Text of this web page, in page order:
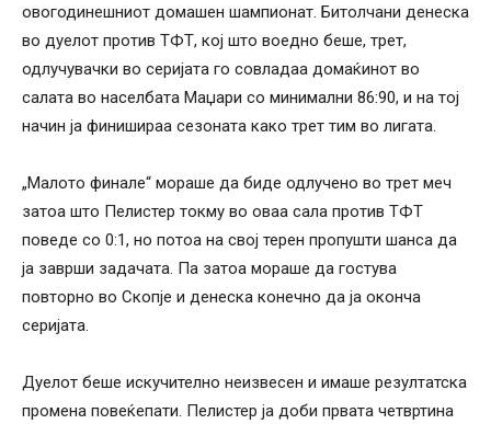
овогодинешниот домашен шампионат. Битолчани денеска
во дуелот против ТФТ, кој што воедно беше, трет,
одлучувачки во серијата го совладаа домаќинот во
салата во населбата Маџари со минимални 86:90, и на тој
начин ја финишираа сезоната како трет тим во лигата.
„Малото финале“ мораше да биде одлучено во трет меч
затоа што Пелистер токму во оваа сала против ТФТ
поведе со 0:1, но потоа на свој терен пропушти шанса да
ја заврши задачата. Па затоа мораше да гостува
повторно во Скопје и денеска конечно да ја оконча
серијата.
Дуелот беше искучително неизвесен и имаше резултатска
промена повеќепати. Пелистер ја доби првата четвртина